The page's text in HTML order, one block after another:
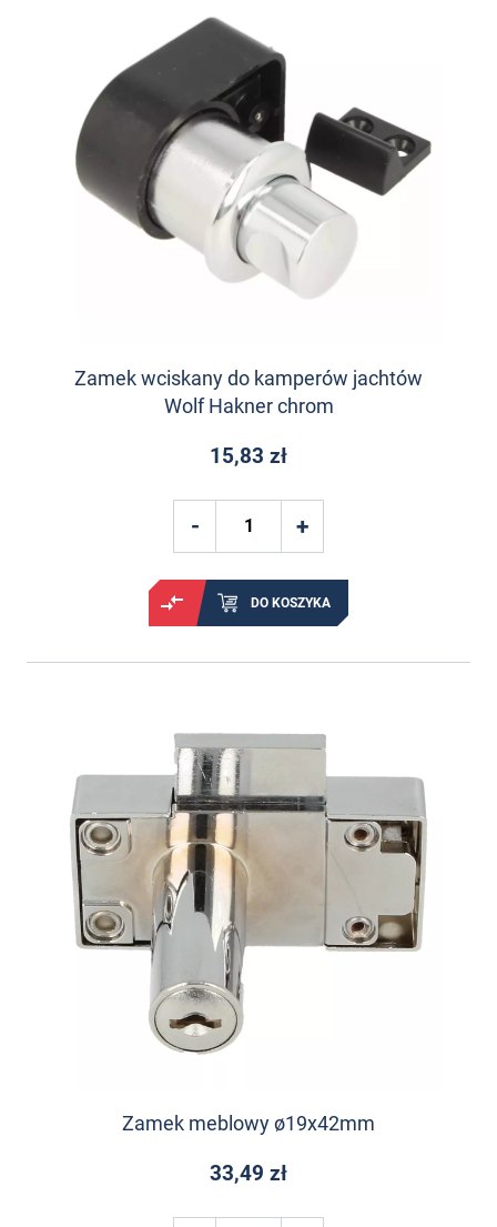
Zamek wciskany do kamperów jachtów
Wolf Hakner chrom
15,83 zł
DO KOSZYKA
Zamek meblowy ø19x42mm
33,49 zł